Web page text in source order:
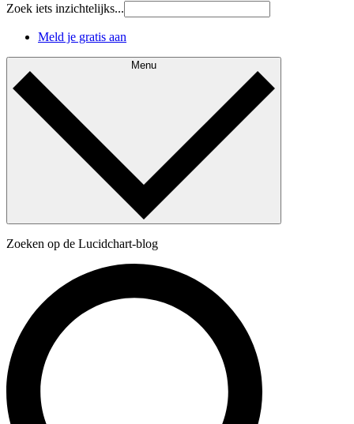
Zoek iets inzichtelijks...
Meld je gratis aan
Menu
Zoeken op de Lucidchart-blog